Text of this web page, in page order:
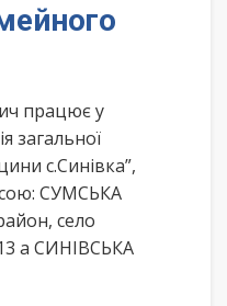
працює у
загальної
с.Синівка”,
СУМСЬКА
село
а СИНІВСЬКА